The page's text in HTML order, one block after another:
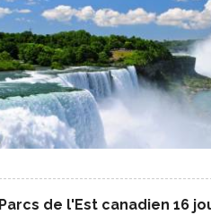
Parcs de l'Est canadien 16